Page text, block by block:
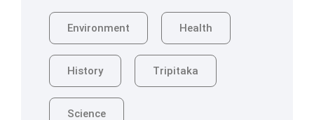
Environment Health
History Tripitaka
Science